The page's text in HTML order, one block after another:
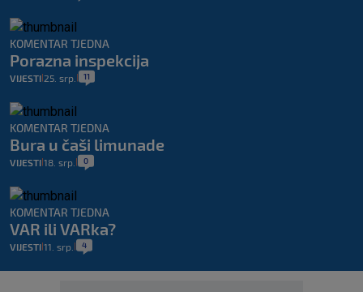
KOMENTAR TJEDNA
Porazna inspekcija
VIJESTI 25. srp. 11
KOMENTAR TJEDNA
Bura u čaši limunade
VIJESTI 18. srp. 0
KOMENTAR TJEDNA
VAR ili VARka?
VIJESTI 11. srp. 4